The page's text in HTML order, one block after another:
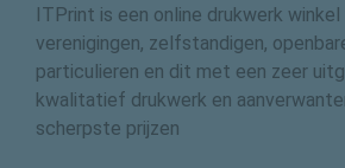
ITPrint is een online drukwerk winkel
verenigingen, zelfstandigen,
particulieren en dit met een zeer
kwalitatief drukwerk en
scherpste prijzen